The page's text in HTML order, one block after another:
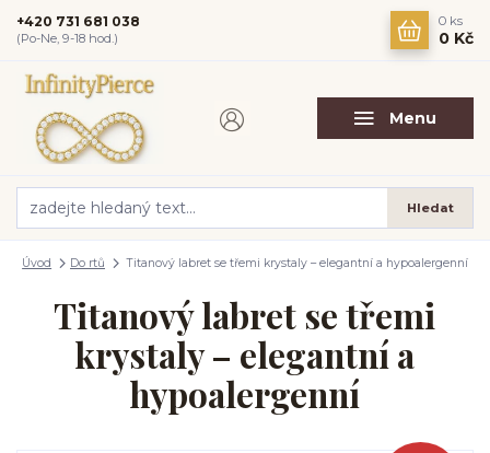
Menu
Hledat
+420 731 681 038
(Po-Ne, 9-18 hod.)
0 ks
0 Kč
Úvod Do rtů Titanový labret se třemi krystaly – elegantní a hypoalergenní
Titanový labret se třemi
krystaly – elegantní a
hypoalergenní